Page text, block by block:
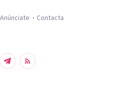
Anúnciate Contacta